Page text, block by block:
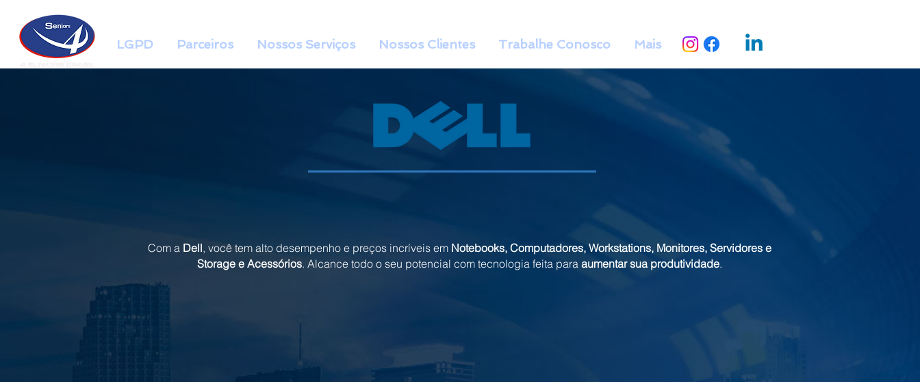
LGPD Parceiros Nossos Serviços Nossos Clientes Trabalhe Conosco Mais
Com a Dell, você tem alto desempenho e preços incríveis em Notebooks, Computadores, Workstations, Monitores, Servidores e
Storage e Acessórios. Alcance todo o seu potencial com tecnologia feita para aumentar sua produtividade.